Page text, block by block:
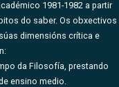
1981-1982 a partir
do saber. Os obxectivos
dimensións crítica e
da Filosofía, prestando
ensino medio.